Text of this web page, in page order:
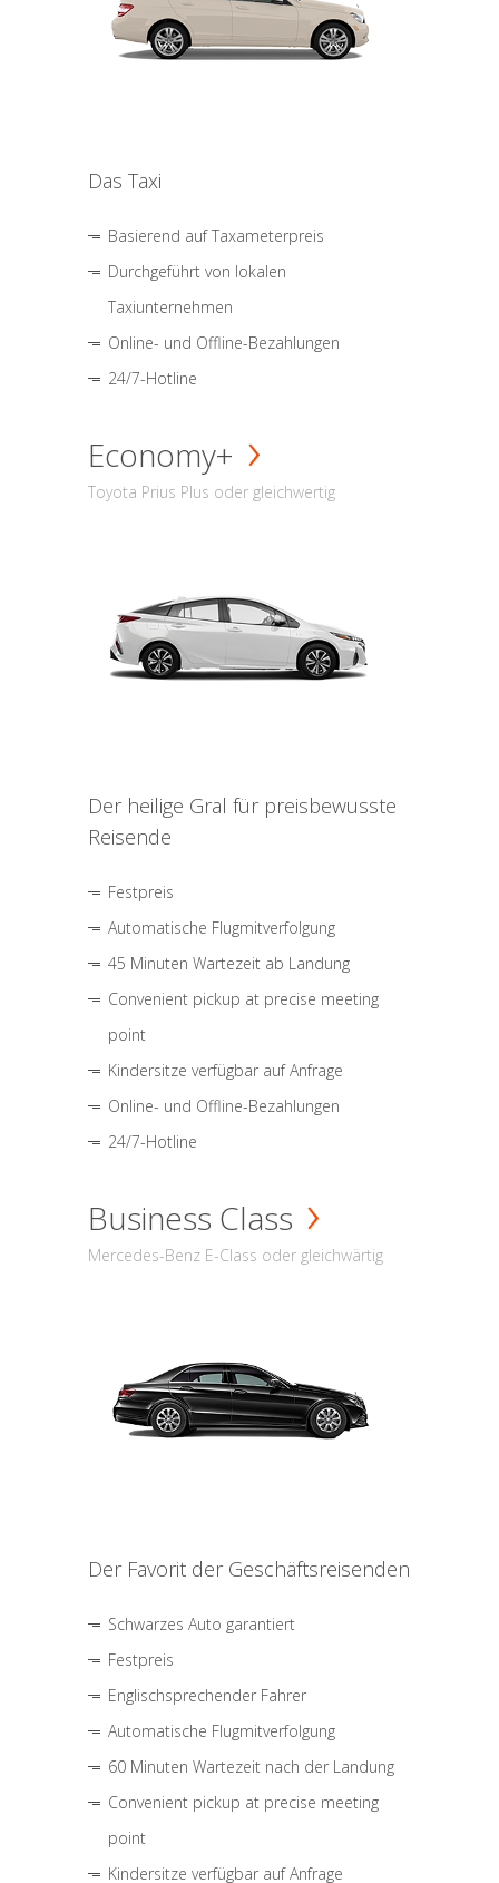
Das Taxi
Basierend auf Taxameterpreis
Durchgeführt von lokalen
Taxiunternehmen
Online- und Offline-Bezahlungen
24/7-Hotline
Economy+
Toyota Prius Plus oder gleichwertig
Der heilige Gral für preisbewusste
Reisende
Festpreis
Automatische Flugmitverfolgung
45 Minuten Wartezeit ab Landung
Convenient pickup at precise meeting
point
Kindersitze verfügbar auf Anfrage
Online- und Offline-Bezahlungen
24/7-Hotline
Business Class
Mercedes-Benz E-Class oder gleichwärtig
Der Favorit der Geschäftsreisenden
Schwarzes Auto garantiert
Festpreis
Englischsprechender Fahrer
Automatische Flugmitverfolgung
60 Minuten Wartezeit nach der Landung
Convenient pickup at precise meeting
point
Kindersitze verfügbar auf Anfrage